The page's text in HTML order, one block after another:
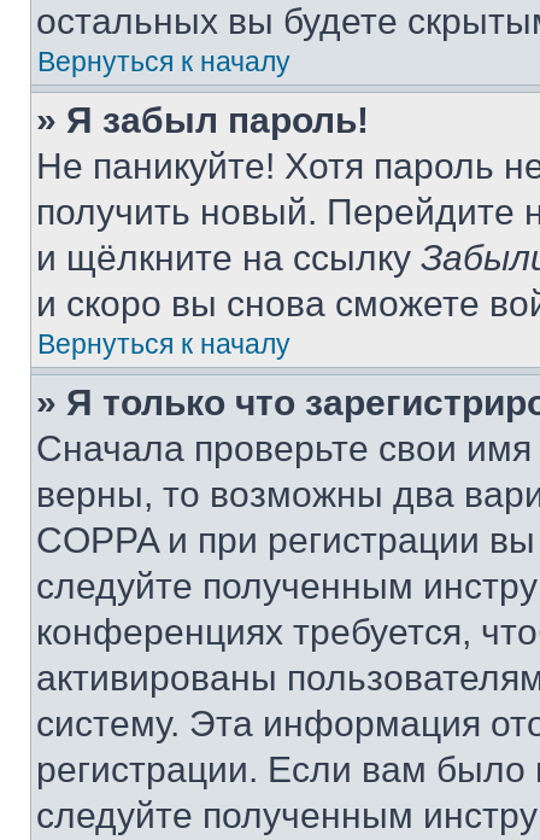
остальных вы будете
Вернуться к началу
» Я забыл пароль!
Не паникуйте! Хотя пароль
получить новый. Перейдите
и щёлкните на ссылку
и скоро вы снова сможете
Вернуться к началу
» Я только что
Сначала проверьте свои
верны, то возможны два
COPPA и при регистрации
следуйте полученным
конференциях требуется,
активированы
систему. Эта информация
регистрации. Если вам
следуйте полученным